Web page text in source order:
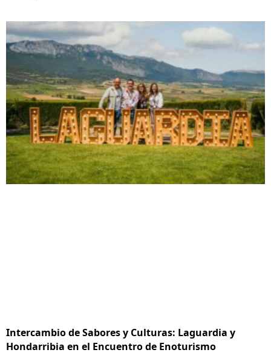
Intercambio de Sabores y Culturas: Laguardia y
Hondarribia en el Encuentro de Enoturismo